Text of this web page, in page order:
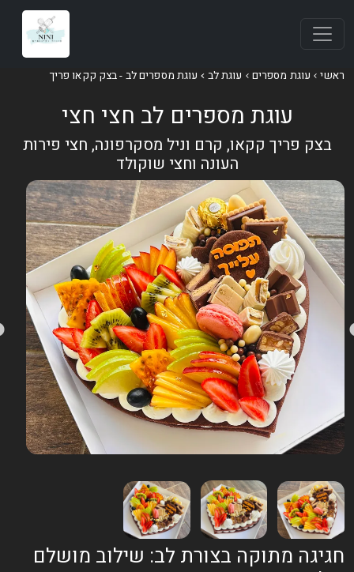
ראשי עוגת מספרים עוגת לב עוגת מספרים לב - בצק קקאו פריך
עוגת מספרים לב חצי חצי
בצק פריך קקאו, קרם וניל מסקרפונה, חצי פירות
העונה וחצי שוקולד
חגיגה מתוקה בצורת לב: שילוב מושלם